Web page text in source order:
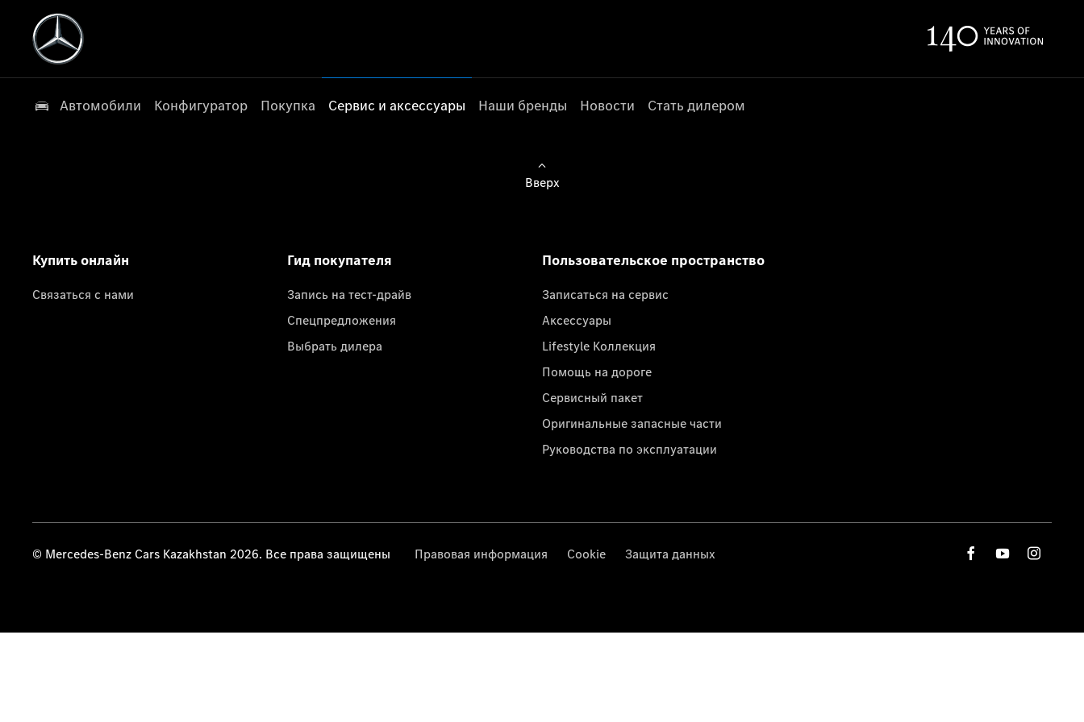
Автомобили Конфигуратор Покупка Сервис и аксессуары Наши бренды Новости Стать дилером
Вверх
Купить онлайн
Связаться с нами
Гид покупателя
Запись на тест-драйв
Спецпредложения
Выбрать дилера
Пользовательское пространство
Записаться на сервис
Аксессуары
Lifestyle Коллекция
Помощь на дороге
Сервисный пакет
Оригинальные запасные части
Руководства по эксплуатации
© Mercedes-Benz Cars Kazakhstan 2026. Все права защищены Правовая информация Cookie Защита данных